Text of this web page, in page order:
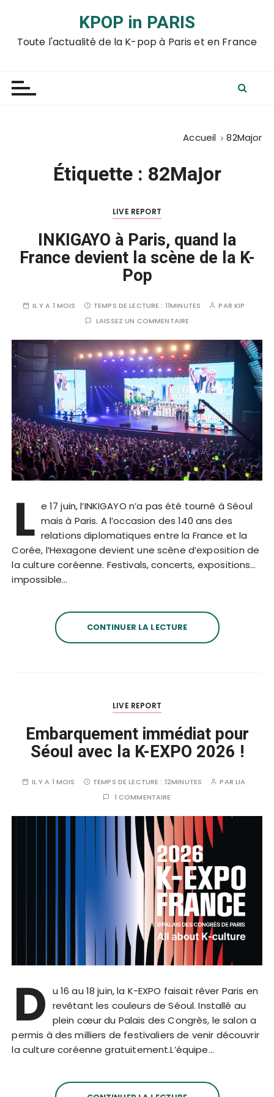
KPOP in PARIS
Toute l'actualité de la K-pop à Paris et en France
Accueil 82Major
Étiquette : 82Major
LIVE REPORT
INKIGAYO à Paris, quand la
France devient la scène de la K-
Pop
IL Y A 1 MOIS TEMPS DE LECTURE : 11MINUTES PARKIP
LAISSEZ UN COMMENTAIRE
L e 17 juin, l’INKIGAYO n’a pas été tourné à Séoul
mais à Paris. A l’occasion des 140 ans des
relations diplomatiques entre la France et la
Corée, l’Hexagone devient une scène d’exposition de
la culture coréenne. Festivals, concerts, expositions…
impossible…
CONTINUER LA LECTURE
LIVE REPORT
Embarquement immédiat pour
Séoul avec la K-EXPO 2026 !
IL Y A 1 MOIS TEMPS DE LECTURE : 12MINUTES PARLIA
1 COMMENTAIRE
D u 16 au 18 juin, la K-EXPO faisait rêver Paris en
revêtant les couleurs de Séoul. Installé au
plein cœur du Palais des Congrès, le salon a
permis à des milliers de festivaliers de venir découvrir
la culture coréenne gratuitement.L’équipe…